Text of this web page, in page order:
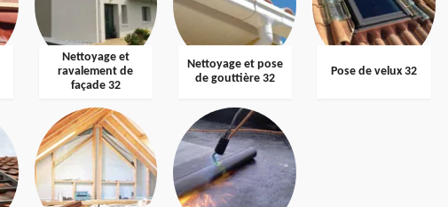
Nettoyage et
ravalement de
façade 32
Nettoyage et pose
de gouttière 32
Pose de velux 32